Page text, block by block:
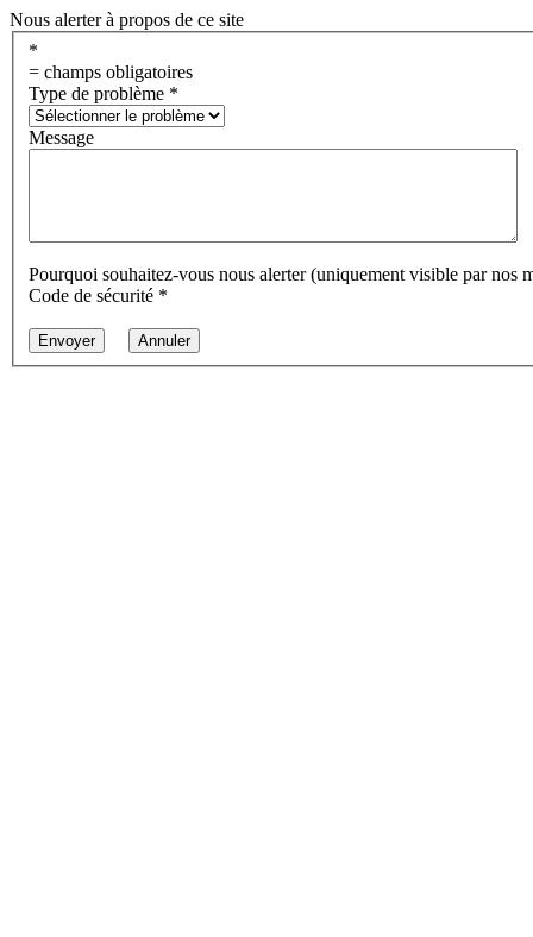
Nous alerter à propos de ce site
*
= champs obligatoires
Type de problème *
Message
Pourquoi souhaitez-vous nous alerter (uniquement visible par nos
Code de sécurité *